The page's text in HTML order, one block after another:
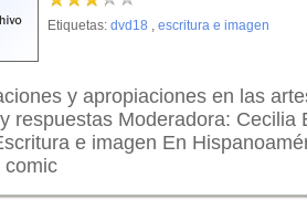
Etiquetas: dvd18 , escritura e imagen
y apropiaciones en las
respuestas Moderadora: Cecilia
e imagen En
comic